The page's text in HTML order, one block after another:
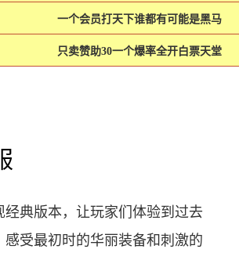
一个会员打天下谁都有可能是黑马
只卖赞助30一个爆率全开白票天堂
典版本，让玩家们体验到过去
受最初时的华丽装备和刺激的